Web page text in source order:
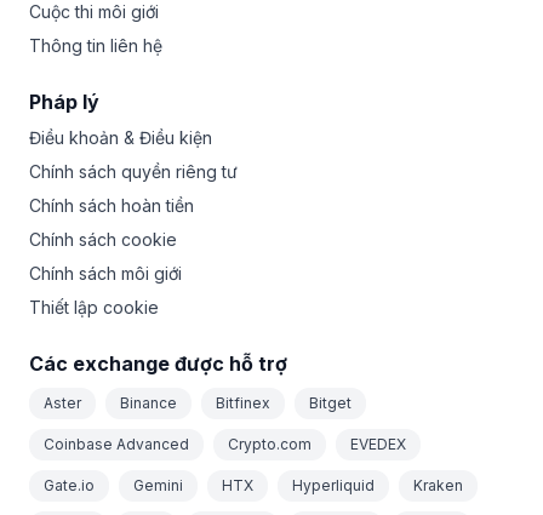
Cuộc thi môi giới
Thông tin liên hệ
Pháp lý
Điều khoản & Điều kiện
Chính sách quyền riêng tư
Chính sách hoàn tiền
Chính sách cookie
Chính sách môi giới
Thiết lập cookie
Các exchange được hỗ trợ
Aster Binance Bitfinex Bitget
Coinbase Advanced Crypto.com EVEDEX
Gate.io Gemini HTX Hyperliquid Kraken